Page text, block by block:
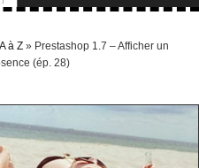
à Z» Prestashop 1.7 – Afficher un
(ép. 28)